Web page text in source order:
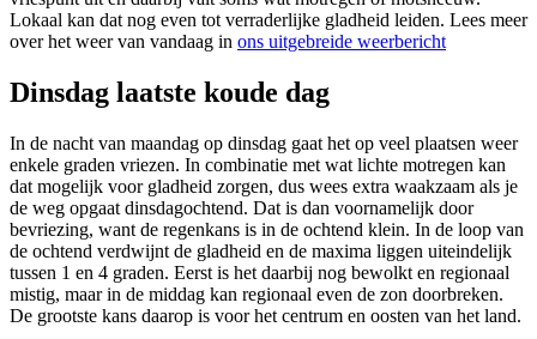
Lokaal kan dat nog even tot verraderlijke gladheid leiden. Lees meer
over het weer van vandaag in ons uitgebreide weerbericht
Dinsdag laatste koude dag
In de nacht van maandag op dinsdag gaat het op veel plaatsen weer
enkele graden vriezen. In combinatie met wat lichte motregen kan
dat mogelijk voor gladheid zorgen, dus wees extra waakzaam als je
de weg opgaat dinsdagochtend. Dat is dan voornamelijk door
bevriezing, want de regenkans is in de ochtend klein. In de loop van
de ochtend verdwijnt de gladheid en de maxima liggen uiteindelijk
tussen 1 en 4 graden. Eerst is het daarbij nog bewolkt en regionaal
mistig, maar in de middag kan regionaal even de zon doorbreken.
De grootste kans daarop is voor het centrum en oosten van het land.